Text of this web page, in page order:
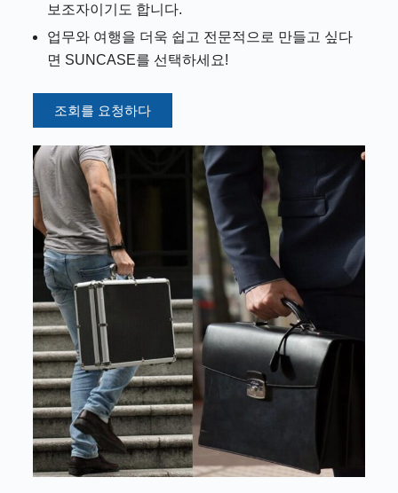
보조자이기도 합니다.
업무와 여행을 더욱 쉽고 전문적으로 만들고 싶다
면 SUNCASE를 선택하세요!
조회를 요청하다